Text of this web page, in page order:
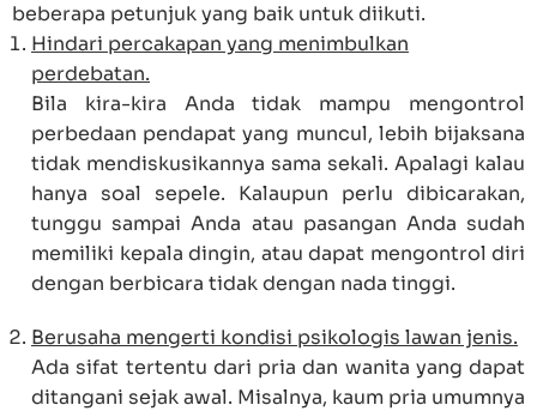
beberapa petunjuk yang baik untuk diikuti.
Hindari percakapan yang menimbulkan
perdebatan.
Bila kira-kira Anda tidak mampu mengontrol
perbedaan pendapat yang muncul, lebih bijaksana
tidak mendiskusikannya sama sekali. Apalagi kalau
hanya soal sepele. Kalaupun perlu dibicarakan,
tunggu sampai Anda atau pasangan Anda sudah
memiliki kepala dingin, atau dapat mengontrol diri
dengan berbicara tidak dengan nada tinggi.
Berusaha mengerti kondisi psikologis lawan jenis.
Ada sifat tertentu dari pria dan wanita yang dapat
ditangani sejak awal. Misalnya, kaum pria umumnya